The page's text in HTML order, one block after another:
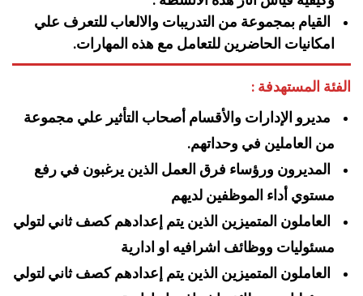
القيام بمجموعة من التدريبات والالعاب للتعرف علي
امكانيات الحاضرين للتعامل مع هذه المهارات.
الفئة المستهدفة :
مديرو الإدارات والأقسام أصحاب التأثير علي مجموعة
من العاملين في وحداتهم.
المديرون ورؤساء فرق العمل الذين يرغبون في رفع
مستوي أداء الموظفين لديهم
العاملون المتميزين الذين يتم إعدادهم كصف ثاني لتولي
مسئوليات ووظائف اشرافيه او ادارية
العاملون المتميزين الذين يتم إعدادهم كصف ثاني لتولي